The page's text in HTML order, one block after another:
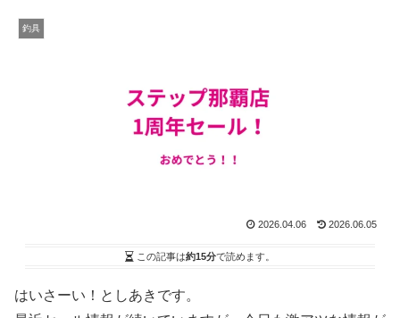
釣具
2026.04.06 2026.06.05
この記事は約15分で読めます。
はいさーい！としあきです。